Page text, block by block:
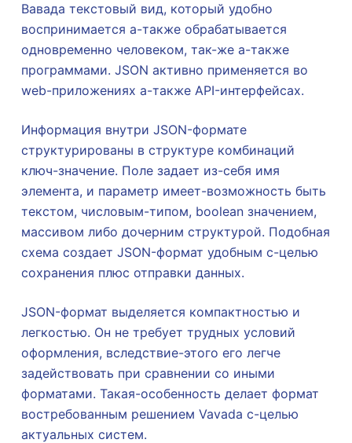
Вавада текстовый вид, который удобно
воспринимается а-также обрабатывается
одновременно человеком, так-же а-также
программами. JSON активно применяется во
web-приложениях а-также API-интерфейсах.
Информация внутри JSON-формате
структурированы в структуре комбинаций
ключ-значение. Поле задает из-себя имя
элемента, и параметр имеет-возможность быть
текстом, числовым-типом, boolean значением,
массивом либо дочерним структурой. Подобная
схема создает JSON-формат удобным с-целью
сохранения плюс отправки данных.
JSON-формат выделяется компактностью и
легкостью. Он не требует трудных условий
оформления, вследствие-этого его легче
задействовать при сравнении со иными
форматами. Такая-особенность делает формат
востребованным решением Vavada с-целью
актуальных систем.